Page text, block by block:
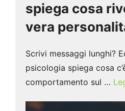
spiega cosa
vera
Scrivi messaggi lunghi?
psicologia spiega cosa
comportamento sul …